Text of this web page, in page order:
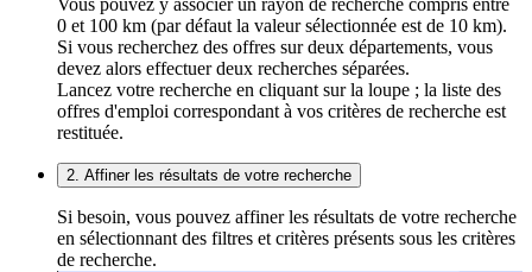
Vous pouvez y associer un rayon de recherche compris entre
0 et 100 km (par défaut la valeur sélectionnée est de 10 km).
Si vous recherchez des offres sur deux départements, vous
devez alors effectuer deux recherches séparées.
Lancez votre recherche en cliquant sur la loupe ; la liste des
offres d'emploi correspondant à vos critères de recherche est
restituée.
2. Affiner les résultats de votre recherche
Si besoin, vous pouvez affiner les résultats de votre recherche
en sélectionnant des filtres et critères présents sous les critères
de recherche.